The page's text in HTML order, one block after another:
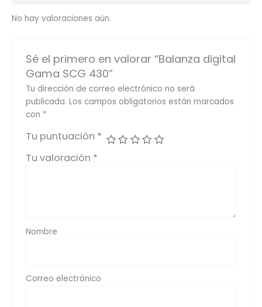
No hay valoraciones aún.
Sé el primero en valorar “Balanza digital
Gama SCG 430”
Tu dirección de correo electrónico no será
publicada. Los campos obligatorios están marcados
con *
Tu puntuación *
Tu valoración *
Nombre
Correo electrónico